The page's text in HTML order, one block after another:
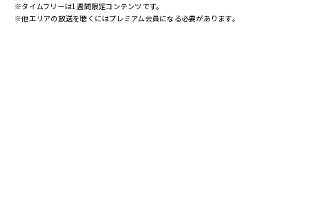
※タイムフリーは1週間限定コンテンツです。
※他エリアの放送を聴くにはプレミアム会員になる必要があります。